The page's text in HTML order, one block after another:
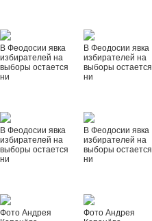
В Феодосии явка
избирателей на
выборы остается
ни
В Феодосии явка
избирателей на
выборы остается
ни
В Феодосии явка
избирателей на
выборы остается
ни
В Феодосии явка
избирателей на
выборы остается
ни
Фото Андрея
Фото Андрея